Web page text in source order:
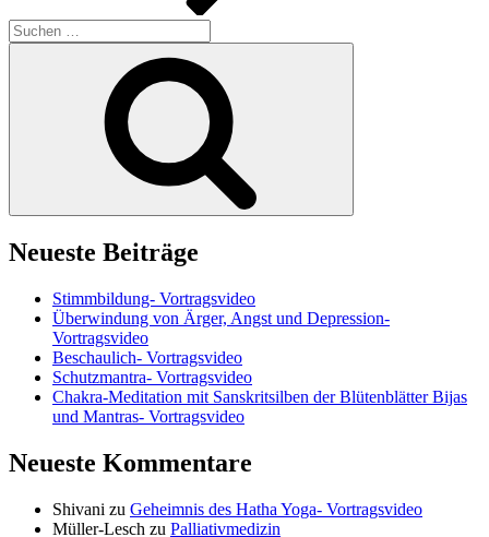
Suchen
nach:
Neueste Beiträge
Stimmbildung- Vortragsvideo
Überwindung von Ärger, Angst und Depression-
Vortragsvideo
Beschaulich- Vortragsvideo
Schutzmantra- Vortragsvideo
Chakra-Meditation mit Sanskritsilben der Blütenblätter Bijas
und Mantras- Vortragsvideo
Neueste Kommentare
Shivani zu Geheimnis des Hatha Yoga- Vortragsvideo
Müller-Lesch zu Palliativmedizin